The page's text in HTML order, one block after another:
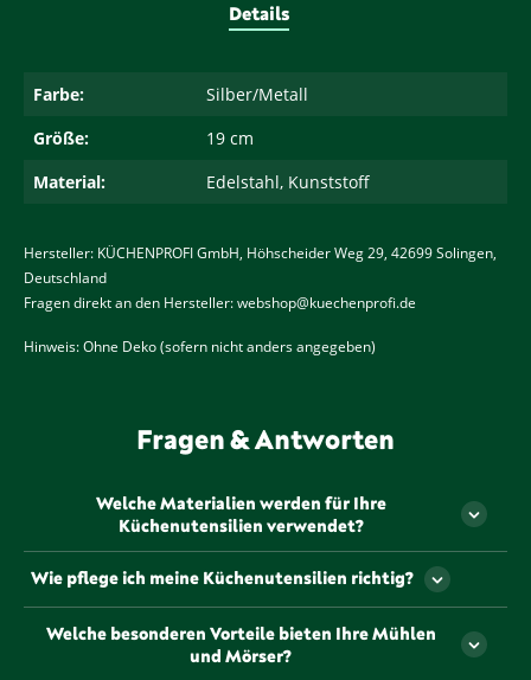
Details
Farbe:
Silber/Metall
Größe:
19 cm
Material:
Edelstahl, Kunststoff
Hersteller: KÜCHENPROFI GmbH, Höhscheider Weg 29, 42699 Solingen,
Deutschland
Fragen direkt an den Hersteller: webshop@kuechenprofi.de
Hinweis: Ohne Deko (sofern nicht anders angegeben)
Fragen & Antworten
Welche Materialien werden für Ihre
Küchenutensilien verwendet?
Unsere Küchenutensilien werden aus hochwertigen,
langlebigen Materialien gefertigt, die sorgfältig
ausgewählt wurden, um Ihnen ein optimales
Kocherlebnis zu bieten. Von robustem Edelstahl bis
hin zu elegantem Glas – wir achten darauf, dass
Wie pflege ich meine Küchenutensilien richtig?
jeweiligen Material ab. In der Regel sollten sie nach
Gebrauch mit warmem Wasser und einem milden
Welche besonderen Vorteile bieten Ihre Mühlen
und Mörser?